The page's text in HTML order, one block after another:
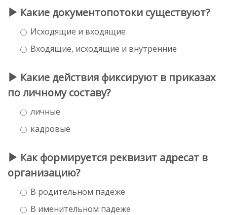
Какие документопотоки существуют?
Исходящие и входящие
Входящие, исходящие и внутренние
Какие действия фиксируют в приказах
по личному составу?
личные
кадровые
Как формируется реквизит адресат в
организацию?
В родительном падеже
В именительном падеже